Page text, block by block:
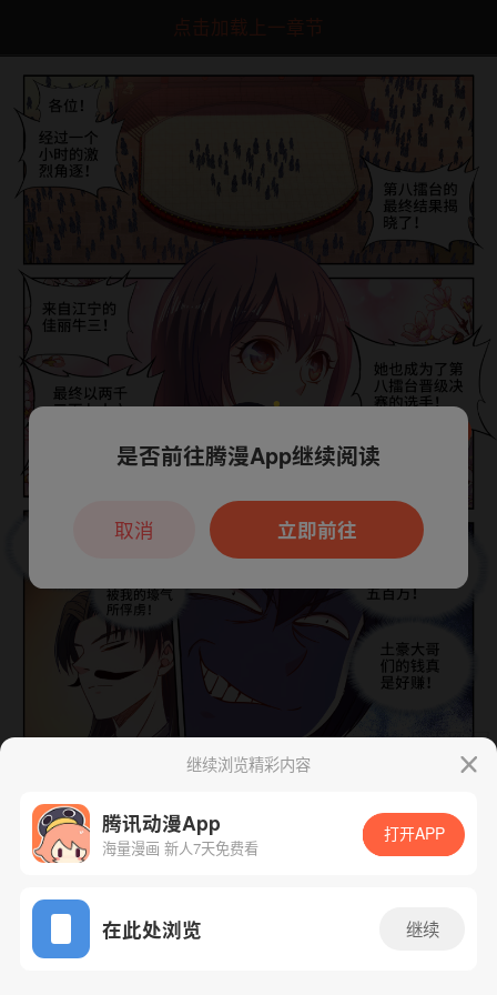
点击加载上一章节
App免费看
下一话 腾漫App免费看
继续浏览精彩内容
腾讯动漫App
海量漫画 新人7天免费看
打开APP
在此处浏览 继续
本章节仅支持App阅读，可打开App新用
户7天免费看
是否前往腾漫App继续阅读
立即前往
取消